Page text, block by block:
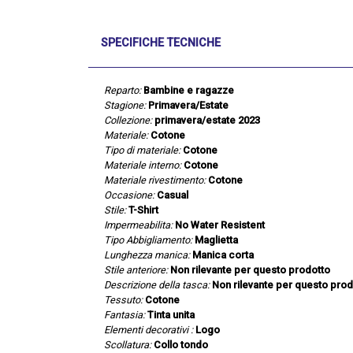
SPECIFICHE TECNICHE
Reparto: Bambine e ragazze
Stagione: Primavera/Estate
Collezione: primavera/estate 2023
Materiale: Cotone
Tipo di materiale: Cotone
Materiale interno: Cotone
Materiale rivestimento: Cotone
Occasione: Casual
Stile: T-Shirt
Impermeabilita: No Water Resistent
Tipo Abbigliamento: Maglietta
Lunghezza manica: Manica corta
Stile anteriore: Non rilevante per questo prodotto
Descrizione della tasca: Non rilevante per questo
Tessuto: Cotone
Fantasia: Tinta unita
Elementi decorativi : Logo
Scollatura: Collo tondo